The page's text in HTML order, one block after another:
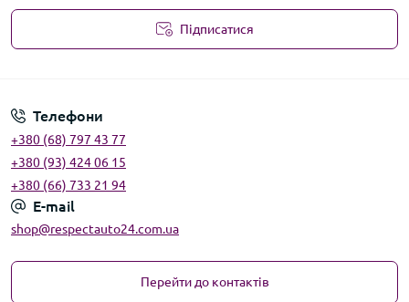
Підписатися
Телефони
+380 (68) 797 43 77
+380 (93) 424 06 15
+380 (66) 733 21 94
E-mail
shop@respectauto24.com.ua
Перейти до контактів